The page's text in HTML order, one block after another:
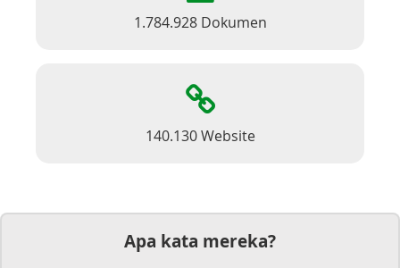
1.784.928 Dokumen
140.130 Website
Apa kata mereka?